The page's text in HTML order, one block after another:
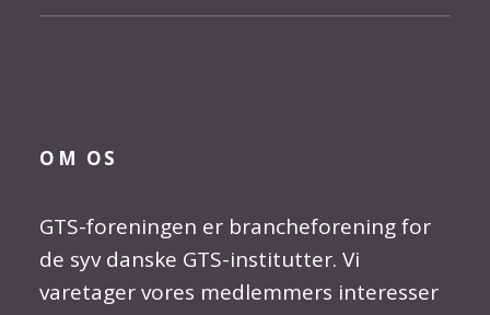
OM OS
GTS-foreningen er brancheforening for
de syv danske GTS-institutter. Vi
varetager vores medlemmers interesser